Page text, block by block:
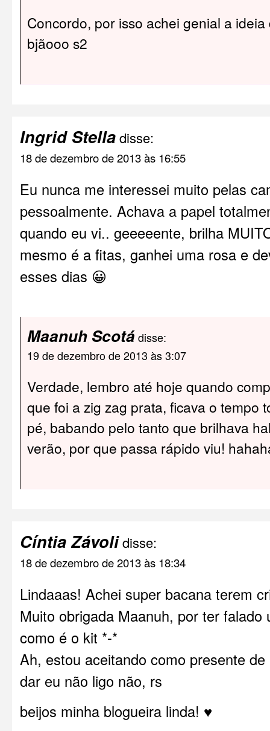
Concordo, por isso achei genial a
bjãooo s2
Ingrid Stelladisse:
18 de dezembro de 2013 às 16:55
Eu nunca me interessei muito pelas
pessoalmente. Achava a papel
quando eu vi.. geeeeente, brilha
mesmo é a fitas, ganhei uma rosa e
esses dias 😀
Maanuh Scotádisse:
19 de dezembro de 2013 às 3:07
Verdade, lembro até hoje quando
que foi a zig zag prata, ficava o tempo
pé, babando pelo tanto que brilhava
verão, por que passa rápido viu!
Cíntia Závolidisse:
18 de dezembro de 2013 às 18:34
Lindaaas! Achei super bacana terem
Muito obrigada Maanuh, por ter falado
como é o kit *-*
Ah, estou aceitando como presente
dar eu não ligo não, rs
beijos minha blogueira linda! ♥